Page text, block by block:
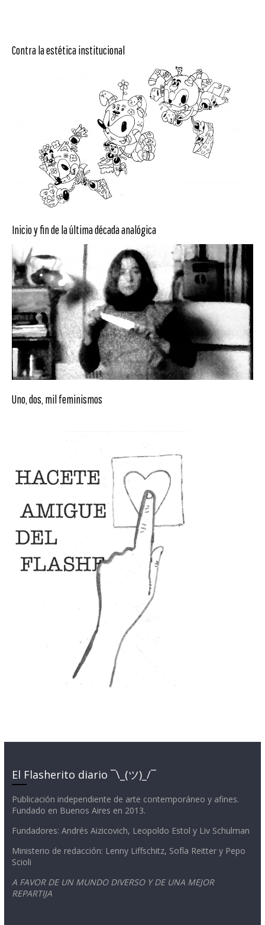
Contra la estética institucional
Inicio y fin de la última década analógica
Uno, dos, mil feminismos
El Flasherito diario ¯\_(ツ)_/¯
Publicación independiente de arte contemporáneo y afines.
Fundado en Buenos Aires en 2013.
Fundadores: Andrés Aizicovich, Leopoldo Estol y Liv Schulman
Ministerio de redacción: Lenny Liffschitz, Sofía Reitter y Pepo
Scioli
A FAVOR DE UN MUNDO DIVERSO Y DE UNA MEJOR
REPARTIJA